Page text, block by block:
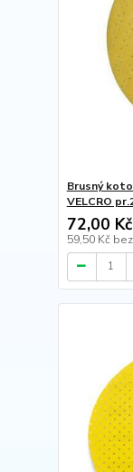
Brusný
VELCRO
72,00 Kč
59,50 Kč